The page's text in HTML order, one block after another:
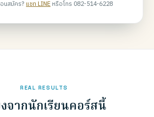
นสมัคร?แชท LINEหรือโทร 082-514-6228
REAL RESULTS
จากนักเรียนคอร์สนี้